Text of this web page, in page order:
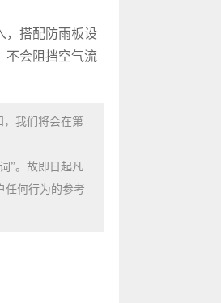
，搭配防雨板设
不会阻挡空气流
我们将会在第
”。故即日起凡
任何行为的参考